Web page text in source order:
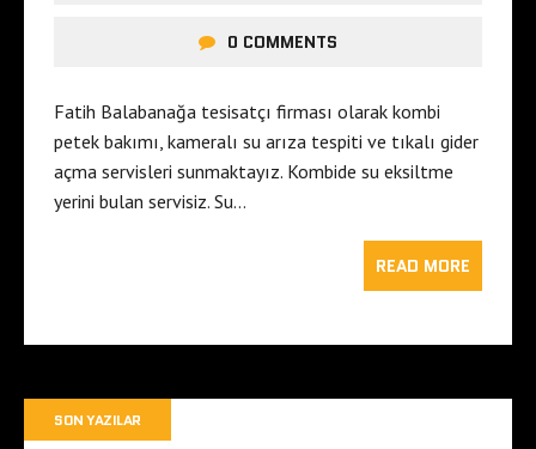
0 COMMENTS
Fatih Balabanağa tesisatçı firması olarak kombi
petek bakımı, kameralı su arıza tespiti ve tıkalı gider
açma servisleri sunmaktayız. Kombide su eksiltme
yerini bulan servisiz. Su…
READ MORE
SON YAZILAR